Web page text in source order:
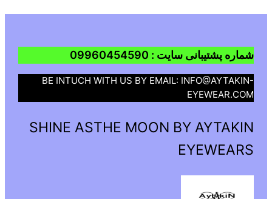
شماره پشتیبانی سایت : 09960454590
BE INTUCH WITH US BY EMAIL: INFO@AYTAKIN-
EYEWEAR.COM
SHINE ASTHE MOON BY AYTAKIN
EYEWEARS